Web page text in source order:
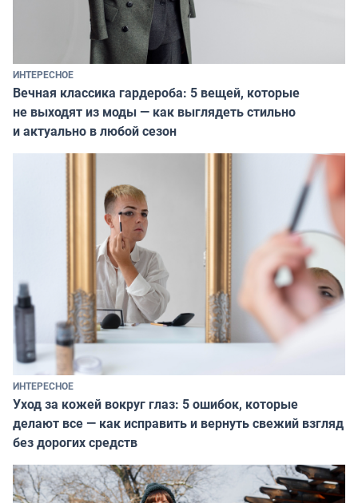
ИНТЕРЕСНОЕ
Вечная классика гардероба: 5 вещей, которые
не выходят из моды — как выглядеть стильно
и актуально в любой сезон
ИНТЕРЕСНОЕ
Уход за кожей вокруг глаз: 5 ошибок, которые
делают все — как исправить и вернуть свежий взгляд
без дорогих средств